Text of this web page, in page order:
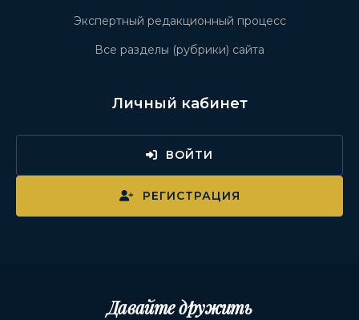
Экспертный редакционный процесс
Все разделы (рубрики) сайта
Личный кабинет
ВОЙТИ
РЕГИСТРАЦИЯ
Давайте дружить